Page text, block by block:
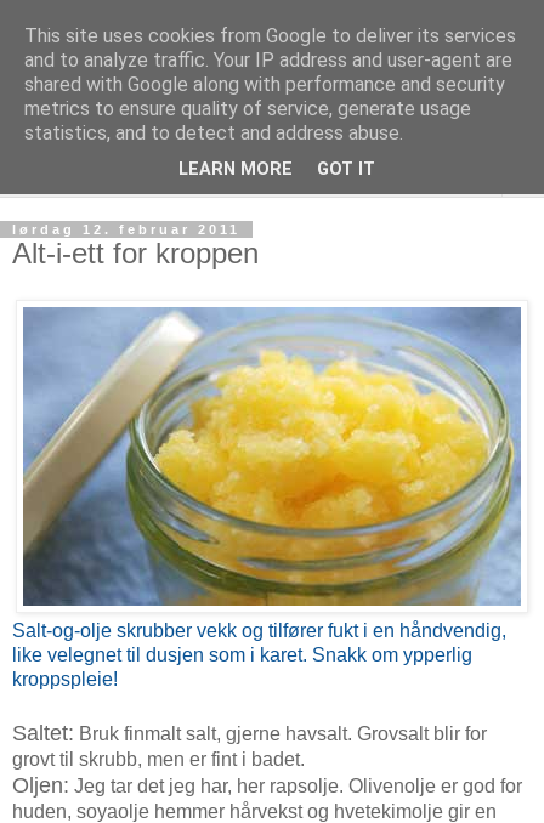
Fies notiser
en durabelig dose tips & oppskrifter ispedd vettug viten
lørdag 12. februar 2011
Alt-i-ett for kroppen
Salt-og-olje skrubber vekk og tilfører fukt i en håndvendig,
like velegnet til dusjen som i karet. Snakk om ypperlig
kroppspleie!
Saltet: Bruk finmalt salt, gjerne havsalt. Grovsalt blir for
grovt til skrubb, men er fint i badet.
Oljen: Jeg tar det jeg har, her rapsolje. Olivenolje er god for
huden, soyaolje hemmer hårvekst og hvetekimolje gir en
This site uses cookies from Google to deliver its services
and to analyze traffic. Your IP address and user-agent are
shared with Google along with performance and security
metrics to ensure quality of service, generate usage
statistics, and to detect and address abuse.
LEARN MORE GOT IT